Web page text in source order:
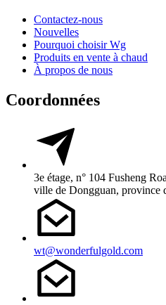
Contactez-nous
Nouvelles
Pourquoi choisir Wg
Produits en vente à chaud
À propos de nous
Coordonnées
3e étage, n° 104 Fusheng
ville de Dongguan, province
wt@wonderfulgold.com